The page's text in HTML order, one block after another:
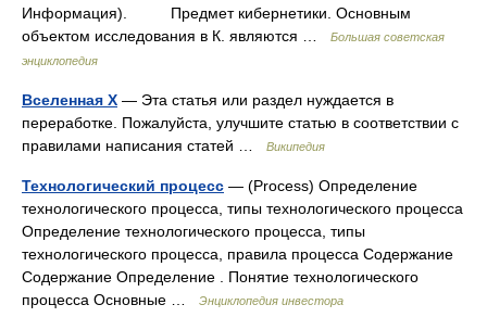
Информация). Предмет кибернетики. Основным
объектом исследования в К. являются …
Большая советская
энциклопедия
Вселенная X — Эта статья или раздел нуждается в
переработке. Пожалуйста, улучшите статью в соответствии с
правилами написания статей …
Википедия
Технологический процесс — (Process) Определение
технологического процесса, типы технологического процесса
Определение технологического процесса, типы
технологического процесса, правила процесса Содержание
Содержание Определение . Понятие технологического
процесса Основные …
Энциклопедия инвестора